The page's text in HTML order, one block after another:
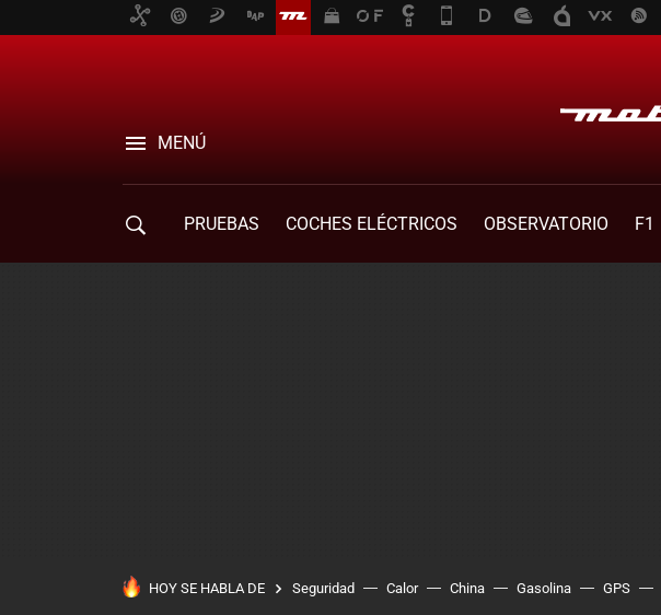
MENÚ
PRUEBAS COCHES ELÉCTRICOS OBSERVATORIO F1
HOY SE HABLA DE Seguridad Calor China Gasolina GPS